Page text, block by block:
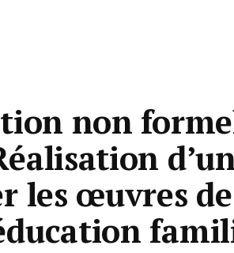
non
les œuvres de